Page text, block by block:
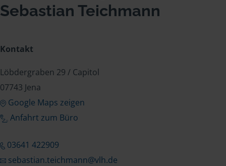
Sebastian Teichmann
Kontakt
Löbdergraben 29 / Capitol
07743 Jena
Google Maps zeigen
Anfahrt zum Büro
03641 422909
sebastian.teichmann@vlh.de